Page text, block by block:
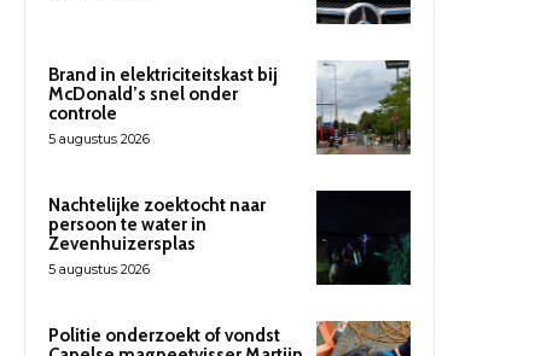
Brand in elektriciteitskast bij
McDonald’s snel onder
controle
5 augustus 2026
Nachtelijke zoektocht naar
persoon te water in
Zevenhuizersplas
5 augustus 2026
Politie onderzoekt of vondst